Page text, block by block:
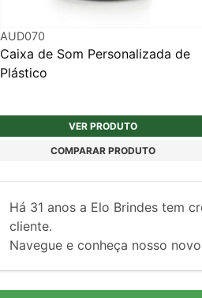
AUD070
Caixa de Som Personalizada de
Plástico
VER PRODUTO
COMPARAR PRODUTO
Há 31 anos a Elo Brindes tem
cliente.
Navegue e conheça nosso